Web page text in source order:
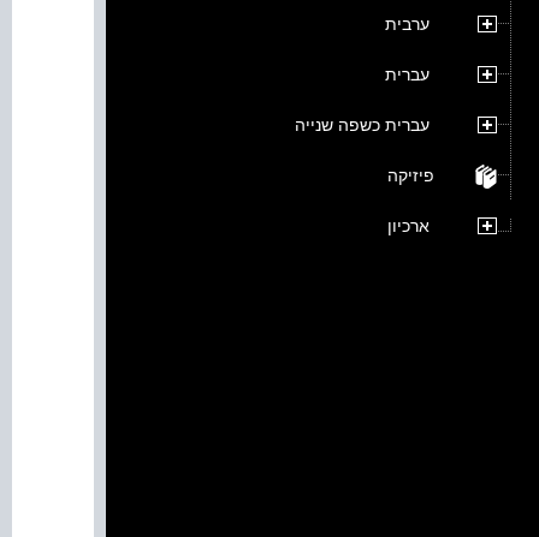
ערבית
עברית
עברית כשפה שנייה
פיזיקה
ארכיון